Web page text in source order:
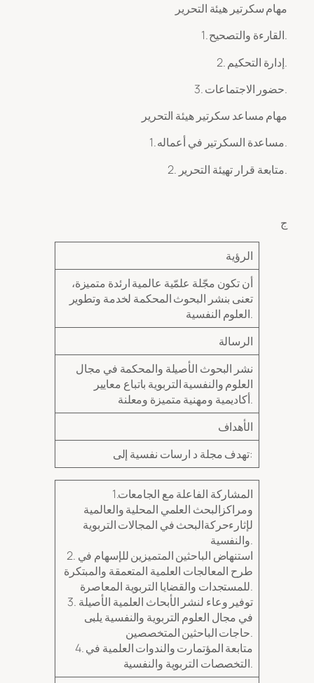
مهام سكرتير هيئة التحرير
1. القارءة والتصحيح.
2. إدارة التحكيم.
3. حضور الاجتماعات.
مهام مساعد سكرتير هيئة التحرير
1. مساعدة السكرتير في أعماله.
2. متابعة قرار تهيئة التحرير.
الرؤية
أن تكون مجّلة علمّية عالمية ارئدة متميزة،
تعنى بنشر البحوث المحكمة لخدمة وتطوير
العلوم النفسية.
الرسالة
نشر البحوث الأصيلة والمحكمة في مجال
العلوم والنفسية التربوية باتباع معايير
أكاديمية ومهنية متميزة ومعلنة.
الأهداف
تهدف مجلة د ارسات نفسية إلى:
1.المشاركة الفاعلة مع الجامعات
ومراكزالبحث العلمي المحلية والعالمية
لإثارءحركةالبحث في المجالات التربوية
والنفسية.
2. استنهاض الباحثين المتميزين للإسهام في
طرح المعالجات العلمية المتعمقة والمبتكرة
للمستجدات والقضايا التربوية المعاصرة.
3. توفير وعاء لنشر الأبحاث العلمية الأصيلة
في مجال العلوم التربوية والنفسية يلبى
حاجات الباحثين المتخصصين.
4. متابعة المؤتمارت والندوات العلمية في
التخصصات التربوية والنفسية.